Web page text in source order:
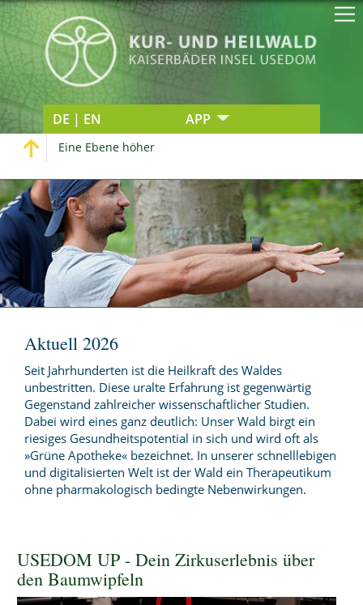
DE | EN APP
Eine Ebene höher
Aktuell 2026
Seit Jahrhunderten ist die Heilkraft des Waldes
unbestritten. Diese uralte Erfahrung ist gegenwärtig
Gegenstand zahlreicher wissenschaftlicher Studien.
Dabei wird eines ganz deutlich: Unser Wald birgt ein
riesiges Gesundheitspotential in sich und wird oft als
»Grüne Apotheke« bezeichnet. In unserer schnelllebigen
und digitalisierten Welt ist der Wald ein Therapeutikum
ohne pharmakologisch bedingte Nebenwirkungen.
USEDOM UP - Dein Zirkuserlebnis über
den Baumwipfeln